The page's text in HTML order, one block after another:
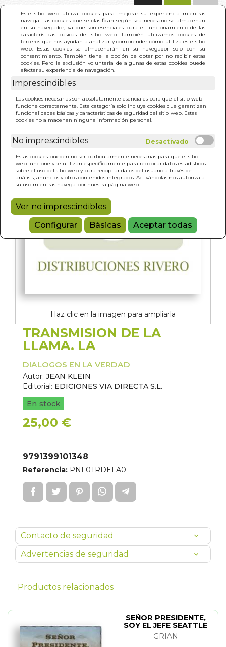
Este sitio web utiliza cookies para mejorar su experiencia mientras
navega. Las cookies que se clasifican según sea necesario se almacenan
en su navegador, ya que son esenciales para el funcionamiento de las
características básicas del sitio web. También utilizamos cookies de
terceros que nos ayudan a analizar y comprender cómo utiliza este sitio
web. Estas cookies se almacenarán en su navegador solo con su
consentimiento. También tiene la opción de optar por no recibir estas
cookies. Pero la exclusión voluntaria de algunas de estas cookies puede
afectar su experiencia de navegación.
Imprescindibles
Las cookies necesarias son absolutamente esenciales para que el sitio web
funcione correctamente. Esta categoría solo incluye cookies que garantizan
funcionalidades básicas y características de seguridad del sitio web. Estas
cookies no almacenan ninguna información personal.
No imprescindibles
Estas cookies pueden no ser particularmente necesarias para que el sitio
web funcione y se utilizan específicamente para recopilar datos estadísticos
sobre el uso del sitio web y para recopilar datos del usuario a través de
análisis, anuncios y otros contenidos integrados. Activándolas nos autoriza a
su uso mientras navega por nuestra página web.
Ver no imprescindibles
Configurar
Básicas Aceptar todas
INICIO > TRANSMISION DE LA LLAMA. LA
Haz clic en la imagen para ampliarla
TRANSMISION DE LA
LLAMA. LA
DIALOGOS EN LA VERDAD
Autor: JEAN KLEIN
Editorial: EDICIONES VIA DIRECTA S.L.
En stock
25,00 €
9791399101348
Referencia: PNL0TRDELA0
Contacto de seguridad
Advertencias de seguridad
Productos relacionados
SEÑOR PRESIDENTE,
SOY EL JEFE SEATTLE
GRIAN